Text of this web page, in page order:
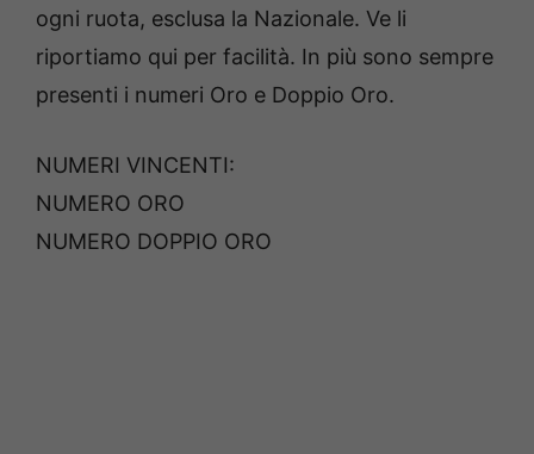
ogni ruota, esclusa la Nazionale. Ve li
riportiamo qui per facilità. In più sono sempre
presenti i numeri Oro e Doppio Oro.
NUMERI VINCENTI:
NUMERO ORO
NUMERO DOPPIO ORO